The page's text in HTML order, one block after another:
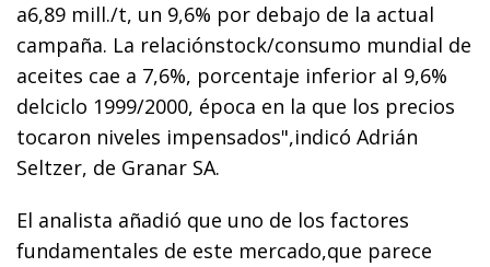
a6,89 mill./t, un 9,6% por debajo de la actual
campaña. La relaciónstock/consumo mundial de
aceites cae a 7,6%, porcentaje inferior al 9,6%
delciclo 1999/2000, época en la que los precios
tocaron niveles impensados",indicó Adrián
Seltzer, de Granar SA.
El analista añadió que uno de los factores
fundamentales de este mercado,que parece